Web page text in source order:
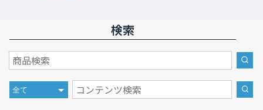
検索